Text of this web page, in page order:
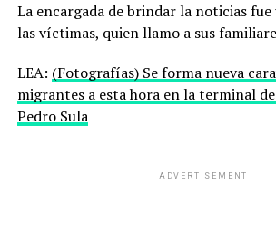
La encargada de brindar la noticias fue
las víctimas, quien llamo a sus
LEA: (Fotografías) Se forma nueva
migrantes a esta hora en la terminal de
Pedro Sula
ADVERTISEMENT